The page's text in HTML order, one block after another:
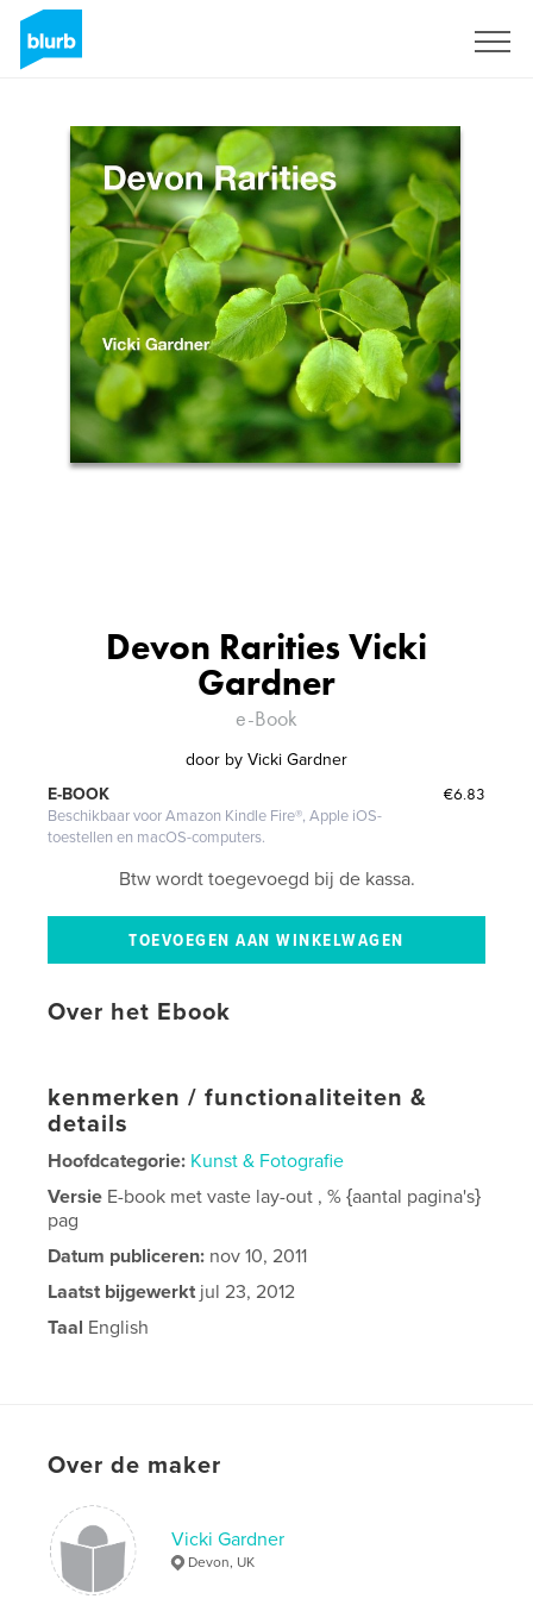
Devon Rarities Vicki
Gardner
e-Book
door by Vicki Gardner
€6.83
E-BOOK
Beschikbaar voor Amazon Kindle Fire®, Apple iOS-
toestellen en macOS-computers.
Btw wordt toegevoegd bij de kassa.
Over het Ebook
kenmerken / functionaliteiten &
details
Hoofdcategorie: Kunst & Fotografie
Versie E-book met vaste lay-out , % {aantal pagina's}
pag
Datum publiceren: nov 10, 2011
Laatst bijgewerkt jul 23, 2012
Taal English
Over de maker
Vicki Gardner
Devon, UK